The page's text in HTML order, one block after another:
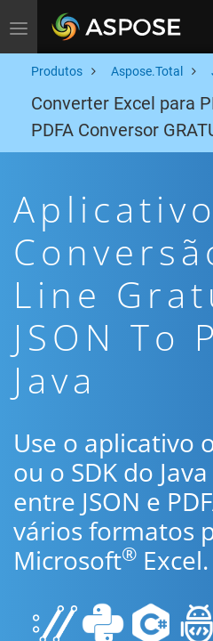
Toggle navigation
Produtos Aspose.Total
Converter Excel para
PDFA Conversor
Line
JSON To
Java
Use o aplicativo
ou o SDK do
entre JSON e
vários formatos
Microsoft® Excel.